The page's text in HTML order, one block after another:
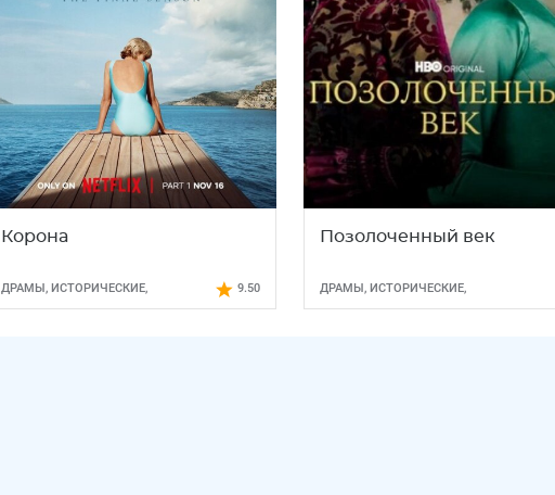
Корона
ДРАМЫ, ИСТОРИЧЕСКИЕ,
МЕЛОДРАМЫ
9.50
Позолоченный век
ДРАМЫ , ИСТОРИЧЕСКИЕ,
МЕЛОДРАМЫ